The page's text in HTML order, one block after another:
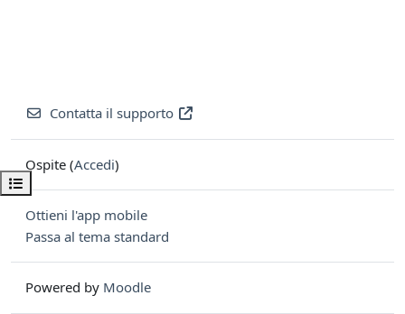
Apri indice del corso
Contatta il supporto
Ospite (Accedi)
Ottieni l'app mobile
Passa al tema standard
Powered by Moodle